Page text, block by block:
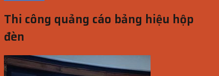
Thi công quảng cáo bảng hiệu hộp
đèn